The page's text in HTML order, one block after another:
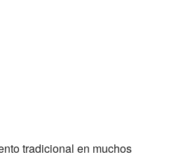
tradicional en muchos